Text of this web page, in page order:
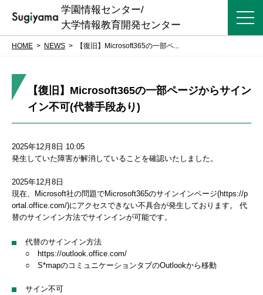
学園情報センター/
大学情報教育開発センター
HOME NEWS 【復旧】Microsoft365の一部ペ...
【復旧】Microsoft365の一部ページからサイン
イン不可(代替手段あり)
2025年12月8日 10:05
発生していた障害が解消していることを確認いたしました。
2025年12月8日
現在、Microsoft社の問題でMicrosoft365のサインインページ(https://p
ortal.office.com/)にアクセスできない不具合が発生しております。 代
替のサインイン方法でサインインが可能です。
代替のサインイン方法
○ https://outlook.office.com/
○ S*mapのコミュニケーションタブのOutlookから移動
サイン不可